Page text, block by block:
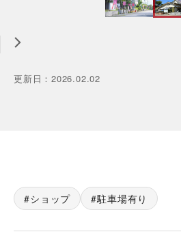
更新日 ：2026.02.02
ショップ 駐車場有り